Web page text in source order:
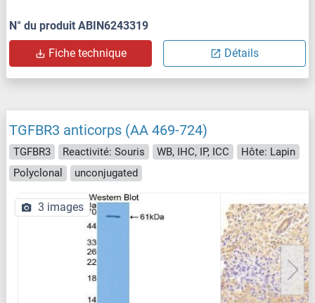
N° du produit ABIN6243319
Fiche technique Détails
TGFBR3 anticorps (AA 469-724)
TGFBR3 Reactivité: Souris WB, IHC, IP, ICC
Hôte: Lapin
Polyclonal
unconjugated
3 images